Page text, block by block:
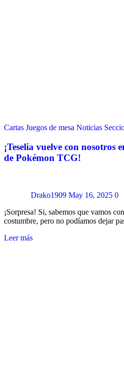
Cartas Juegos de mesa Noticias
¡Teselia vuelve con nosotros
de Pokémon TCG!
Drako1909 May 16, 2025 0
¡Sorpresa! Si, sabemos que vamos
costumbre, pero no podíamos dejar
Leer más